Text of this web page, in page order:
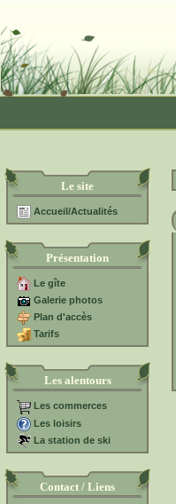
Le site
Accueil/Actualités
Présentation
Le gîte
Galerie photos
Plan d'accès
Tarifs
Les alentours
Les commerces
Les loisirs
La station de ski
Contact / Liens